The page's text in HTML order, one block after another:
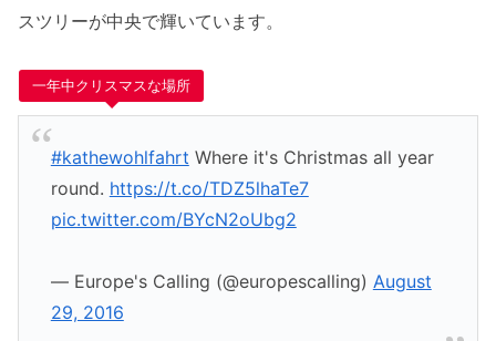
スツリーが中央で輝いています。
一年中クリスマスな場所
#kathewohlfahrt Where it's Christmas all year
round. https://t.co/TDZ5lhaTe7
pic.twitter.com/BYcN2oUbg2
— Europe's Calling (@europescalling) August
29, 2016